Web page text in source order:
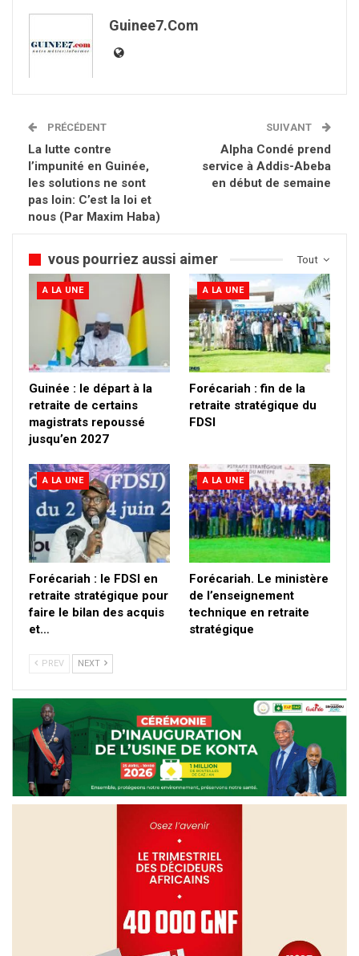
Guinee7.com
PRÉCÉDENT
La lutte contre
l’impunité en Guinée,
les solutions ne sont
pas loin: C’est la loi et
nous (Par Maxim Haba)
SUIVANT
Alpha Condé prend
service à Addis-Abeba
en début de semaine
Tout
vous pourriez aussi aimer
A LA UNE
Guinée : le départ à la
retraite de certains
magistrats repoussé
jusqu’en 2027
A LA UNE
Forécariah : fin de la
retraite stratégique du
FDSI
A LA UNE
Forécariah : le FDSI en
retraite stratégique pour
faire le bilan des acquis
et…
A LA UNE
Forécariah. Le ministère
de l’enseignement
technique en retraite
stratégique
PREV NEXT